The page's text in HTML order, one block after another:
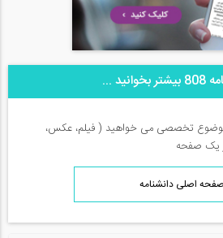
...
موضوع تخصصی می خواهید ( فیلم، عکس،
یک صفحه
صفحه اصلی دانشنامه